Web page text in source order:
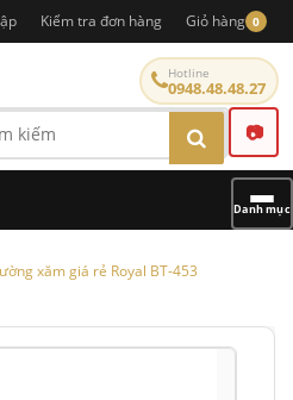
Kiểm tra đơn hàng Giỏ hàng 0
📷
Hotline
0948.48.48.27
Danh mục
xăm giá rẻ Royal BT-453